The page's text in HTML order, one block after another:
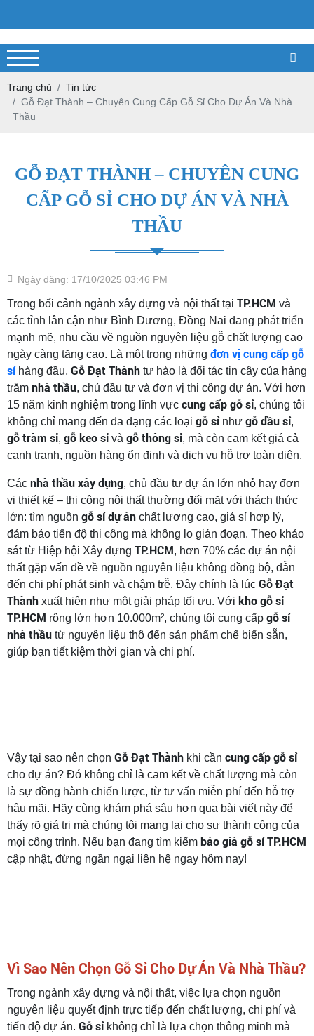
Trang chủ
Tin tức
Gỗ Đạt Thành – Chuyên Cung Cấp Gỗ Sỉ Cho Dự Án Và Nhà
Thầu
GỖ ĐẠT THÀNH – CHUYÊN CUNG
CẤP GỖ SỈ CHO DỰ ÁN VÀ NHÀ
THẦU
Ngày đăng: 17/10/2025 03:46 PM
Trong bối cảnh ngành xây dựng và nội thất tại TP.HCM và
các tỉnh lân cận như Bình Dương, Đồng Nai đang phát triển
mạnh mẽ, nhu cầu về nguồn nguyên liệu gỗ chất lượng cao
ngày càng tăng cao. Là một trong những đơn vị cung cấp gỗ
sỉhàng đầu, Gỗ Đạt Thành tự hào là đối tác tin cậy của hàng
trăm nhà thầu, chủ đầu tư và đơn vị thi công dự án. Với hơn
15 năm kinh nghiệm trong lĩnh vực cung cấp gỗ sỉ, chúng tôi
không chỉ mang đến đa dạng các loại gỗ sỉnhư gỗ dầu sỉ,
gỗ tràm sỉ, gỗ keo sỉvà gỗ thông sỉ, mà còn cam kết giá cả
cạnh tranh, nguồn hàng ổn định và dịch vụ hỗ trợ toàn diện.
Các nhà thầu xây dựng, chủ đầu tư dự án lớn nhỏ hay đơn
vị thiết kế – thi công nội thất thường đối mặt với thách thức
lớn: tìm nguồn gỗ sỉ dự án chất lượng cao, giá sỉ hợp lý,
đảm bảo tiến độ thi công mà không lo gián đoạn. Theo khảo
sát từ Hiệp hội Xây dựng TP.HCM, hơn 70% các dự án nội
thất gặp vấn đề về nguồn nguyên liệu không đồng bộ, dẫn
đến chi phí phát sinh và chậm trễ. Đây chính là lúc Gỗ Đạt
Thành xuất hiện như một giải pháp tối ưu. Với kho gỗ sỉ
TP.HCM rộng lớn hơn 10.000m², chúng tôi cung cấp gỗ sỉ
nhà thầu từ nguyên liệu thô đến sản phẩm chế biến sẵn,
giúp bạn tiết kiệm thời gian và chi phí.
Vậy tại sao nên chọn Gỗ Đạt Thành khi cần cung cấp gỗ sỉ
cho dự án? Đó không chỉ là cam kết về chất lượng mà còn
là sự đồng hành chiến lược, từ tư vấn miễn phí đến hỗ trợ
hậu mãi. Hãy cùng khám phá sâu hơn qua bài viết này để
thấy rõ giá trị mà chúng tôi mang lại cho sự thành công của
mọi công trình. Nếu bạn đang tìm kiếm báo giá gỗ sỉ TP.HCM
cập nhật, đừng ngần ngại liên hệ ngay hôm nay!
Vì Sao Nên Chọn Gỗ Sỉ Cho Dự Án Và Nhà Thầu?
Trong ngành xây dựng và nội thất, việc lựa chọn nguồn
nguyên liệu quyết định trực tiếp đến chất lượng, chi phí và
tiến độ dự án. Gỗ sỉkhông chỉ là lựa chọn thông minh mà